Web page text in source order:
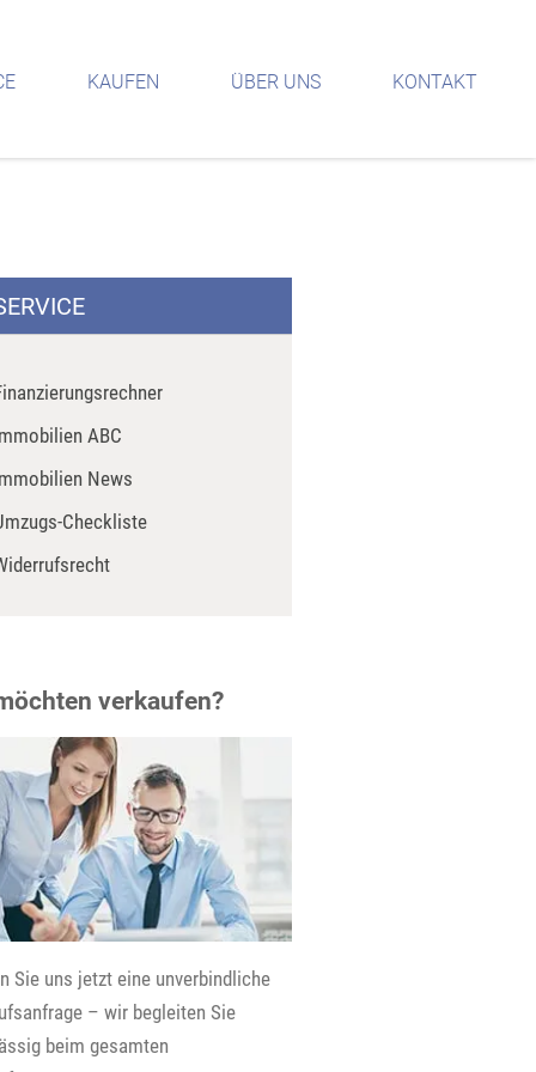
KAUFEN ÜBER UNS KONTAKT
ABC
News
Checkliste
verkaufen?
Sie uns jetzt eine unverbindliche
– wir begleiten Sie
beim gesamten